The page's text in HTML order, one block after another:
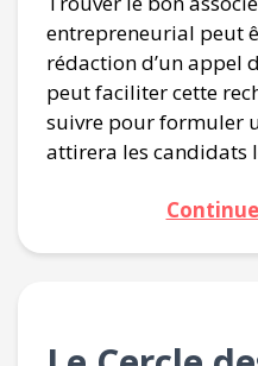
entrepreneurial peut
rédaction d’un appel
peut faciliter cette
suivre pour formuler
attirera les candidats